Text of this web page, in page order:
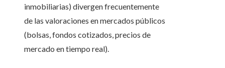
inmobiliarias) divergen frecuentemente
de las valoraciones en mercados públicos
(bolsas, fondos cotizados, precios de
mercado en tiempo real).